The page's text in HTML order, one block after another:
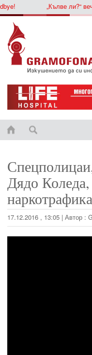
„Кълве ли?“
Дядо Коледа,
17.12.2016 , 13:05 | Автор :